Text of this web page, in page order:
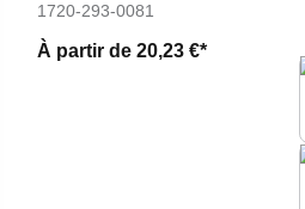
1720-293-0081
À partir de 20,23 €*